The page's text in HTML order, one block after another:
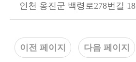
인천 옹진군 백령로278번길 18
이전 페이지 다음 페이지